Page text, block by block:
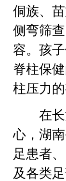
侗族、
侧弯筛
容。孩
脊柱保
柱压力的
在长
心，湖
足患者
及各类